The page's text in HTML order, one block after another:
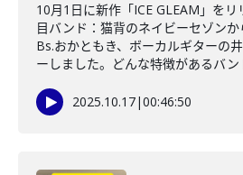
10月1日に新作「ICE GLEAM」を
目バンド：猫背のネイビーセゾン
Bs.おかともき、ボーカルギターの
ーしました。どんな特徴があるバン
2025.10.17|00:46:50